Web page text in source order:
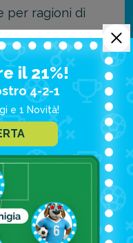
per ragioni di
zona vada
che in estate
nei mesi
in
prezzi più
complici i
il 21%!
4-2-1
e 1 Novità!